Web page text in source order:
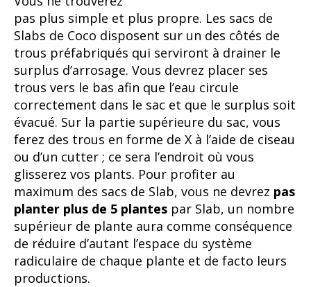
pas plus simple et plus propre. Les sacs de
Slabs de Coco disposent sur un des côtés de
trous préfabriqués qui serviront à drainer le
surplus d’arrosage. Vous devrez placer ses
trous vers le bas afin que l’eau circule
correctement dans le sac et que le surplus soit
évacué. Sur la partie supérieure du sac, vous
ferez des trous en forme de X à l’aide de ciseau
ou d’un cutter ; ce sera l’endroit où vous
glisserez vos plants. Pour profiter au
maximum des sacs de Slab, vous ne devrez pas
planter plus de 5 plantes par Slab, un nombre
supérieur de plante aura comme conséquence
de réduire d’autant l’espace du système
radiculaire de chaque plante et de facto leurs
productions.